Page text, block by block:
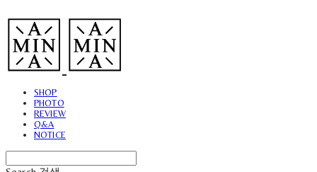
SHOP
PHOTO
REVIEW
Q&A
NOTICE